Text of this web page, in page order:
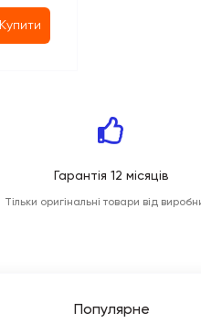
Купити
Гарантія 12 місяців
Тільки оригінальні товари від
Популярне